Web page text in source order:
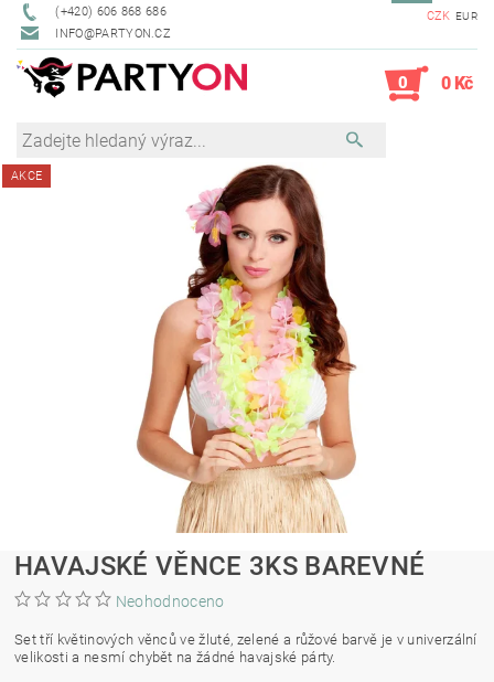
(+420) 606 868 686
INFO@PARTYON.CZ
CZK EUR
0 0 Kč
AKCE
HAVAJSKÉ VĚNCE 3KS BAREVNÉ
Neohodnoceno
Set tří květinových věnců ve žluté, zelené a růžové barvě je v univerzální
velikosti a nesmí chybět na žádné havajské párty.